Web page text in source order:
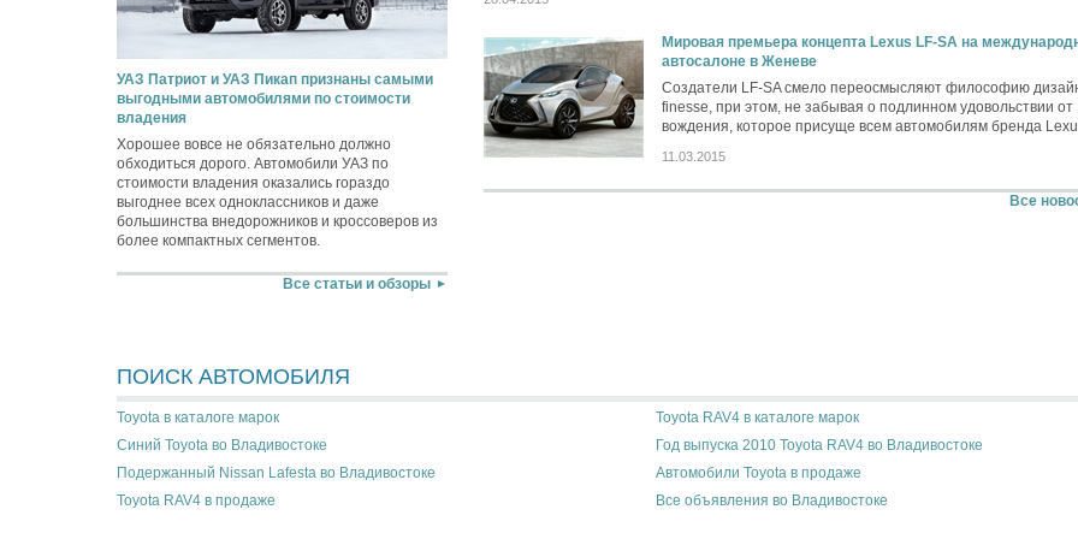
УАЗ Патриот и УАЗ Пикап признаны самыми
выгодными автомобилями по стоимости
владения
Хорошее вовсе не обязательно должно
обходиться дорого. Автомобили УАЗ по
стоимости владения оказались гораздо
выгоднее всех одноклассников и даже
большинства внедорожников и кроссоверов из
более компактных сегментов.
Все статьи и обзоры
Мировая премьера концепта Lexus LF-SA на
автосалоне в Женеве
Создатели LF-SA смело переосмысляют философию
finesse, при этом, не забывая о подлинном удовольствии от
вождения, которое присуще всем автомобилям бренда
11.03.2015
Все
ПОИСК АВТОМОБИЛЯ
Toyota в каталоге марок
Toyota RAV4 в каталоге марок
Синий Toyota во Владивостоке
Год выпуска 2010 Toyota RAV4 во Владивостоке
Подержанный Nissan Lafesta во Владивостоке
Автомобили Toyota в продаже
Toyota RAV4 в продаже
Все объявления во Владивостоке